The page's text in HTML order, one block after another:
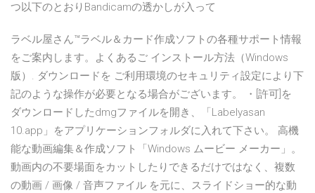
つ以下のとおりBandicamの透かしが入って
ラベル屋さん™ラベル＆カード作成ソフトの各種サポート情報
をご案内します。よくあるご インストール方法（Windows
版）. ダウンロードを ご利用環境のセキュリティ設定により下
記のような操作が必要となる場合がございます。 ・[許可]を
ダウンロードしたdmgファイルを開き、「Labelyasan
10.app」をアプリケーションフォルダに入れて下さい。 高機
能な動画編集＆作成ソフト「Windows ムービー メーカー」。
動画内の不要場面をカットしたりできるだけではなく、複数
の動画 / 画像 / 音声ファイル を元に、スライドショー的な動